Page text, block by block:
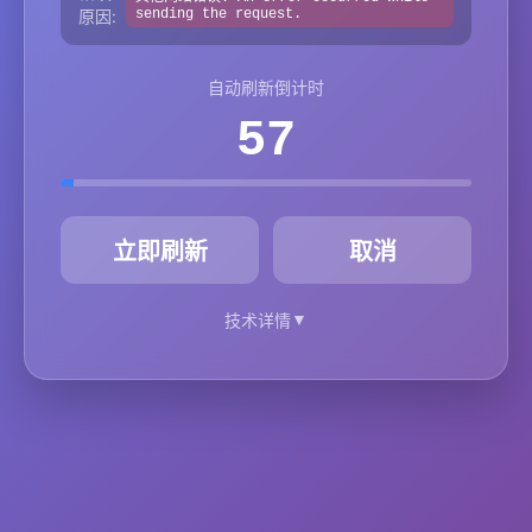
原因:
sending the request.
自动刷新倒计时
57
立即刷新 取消
技术详情▼